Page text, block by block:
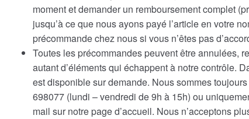
moment et demander un remboursement complet
jusqu’à ce que nous ayons payé l’article en votre
précommande chez nous si vous n’êtes pas
Toutes les précommandes peuvent être annulées,
autant d’éléments qui échappent à notre contrôle.
est disponible sur demande. Nous sommes
698077 (lundi – vendredi de 9h à 15h) ou
mail sur notre page d’accueil. Nous n’acceptons